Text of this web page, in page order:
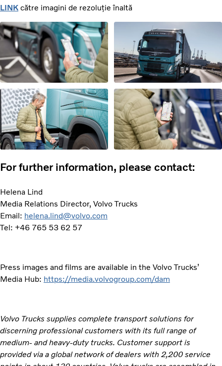
LINK către imagini de rezoluție înaltă
For further information, please contact:
Helena Lind
Media Relations Director, Volvo Trucks
Email: helena.lind@volvo.com
Tel: +46 765 53 62 57
Press images and films are available in the Volvo Trucks’
Media Hub: https://media.volvogroup.com/dam
Volvo Trucks supplies complete transport solutions for
discerning professional customers with its full range of
medium- and heavy-duty trucks. Customer support is
provided via a global network of dealers with 2,200 service